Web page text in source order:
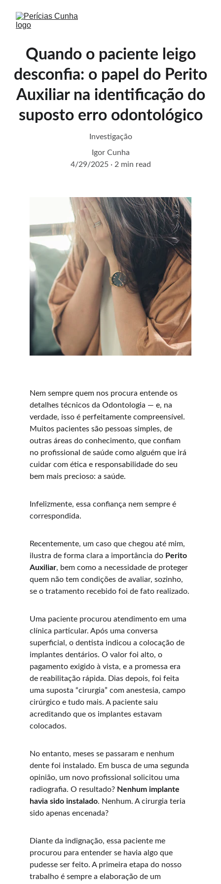
Quando o paciente leigo
desconfia: o papel do Perito
Auxiliar na identificação do
suposto erro odontológico
Investigação
Igor Cunha
4/29/2025
2 min read
Nem sempre quem nos procura entende os
detalhes técnicos da Odontologia — e, na
verdade, isso é perfeitamente compreensível.
Muitos pacientes são pessoas simples, de
outras áreas do conhecimento, que confiam
no profissional de saúde como alguém que irá
cuidar com ética e responsabilidade do seu
bem mais precioso: a saúde.
Infelizmente, essa confiança nem sempre é
correspondida.
Recentemente, um caso que chegou até mim,
ilustra de forma clara a importância do Perito
Auxiliar, bem como a necessidade de proteger
quem não tem condições de avaliar, sozinho,
se o tratamento recebido foi de fato realizado.
Uma paciente procurou atendimento em uma
clínica particular. Após uma conversa
superficial, o dentista indicou a colocação de
implantes dentários. O valor foi alto, o
pagamento exigido à vista, e a promessa era
de reabilitação rápida. Dias depois, foi feita
uma suposta “cirurgia” com anestesia, campo
cirúrgico e tudo mais. A paciente saiu
acreditando que os implantes estavam
colocados.
No entanto, meses se passaram e nenhum
dente foi instalado. Em busca de uma segunda
opinião, um novo profissional solicitou uma
radiografia. O resultado? Nenhum implante
havia sido instalado. Nenhum. A cirurgia teria
sido apenas encenada?
Diante da indignação, essa paciente me
procurou para entender se havia algo que
pudesse ser feito. A primeira etapa do nosso
trabalho é sempre a elaboração de um